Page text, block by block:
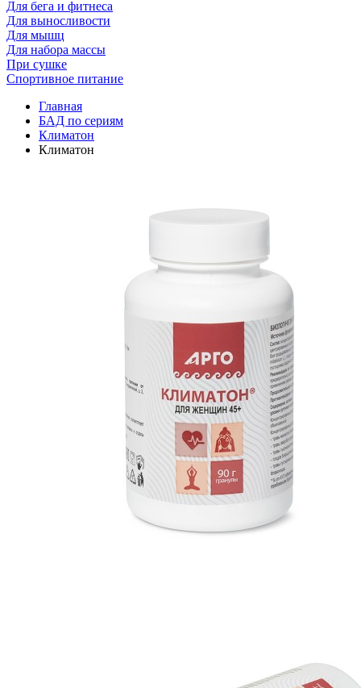
Для бега и фитнеса
Для выносливости
Для мышц
Для набора массы
При сушке
Спортивное питание
Главная
БАД по сериям
Климатон
Климатон